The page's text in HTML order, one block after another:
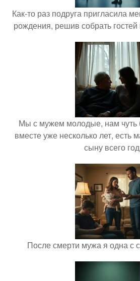
Как-то раз подруга пригласила
рождения, решив собрать
Мы с мужем молодые, нам чуть
вместе уже несколько лет, есть
сыну всего
После смерти мужа я одна с